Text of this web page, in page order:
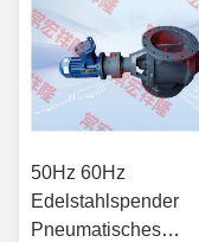
50Hz 60Hz
Edelstahlspender
Pneumatisches